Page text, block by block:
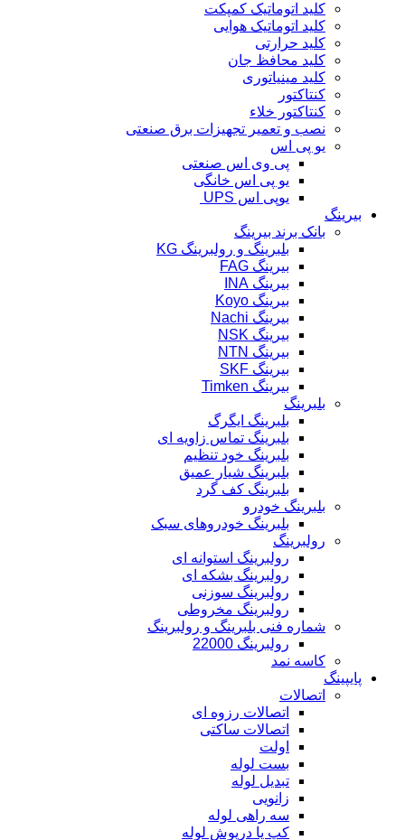
کلید اتوماتیک کمپکت
کلید اتوماتیک هوایی
کلید حرارتی
کلید محافظ جان
کلید مینیاتوری
کنتاکتور
کنتاکتور خلاء
نصب و تعمیر تجهیزات برق صنعتی
یو پی اس
پی وی اس صنعتی
یو پی اس خانگی
یوپی اس UPS
بیرینگ
بانک برند بیرینگ
بلبرینگ و رولبرینگ KG
بیرینگ FAG
بیرینگ INA
بیرینگ Koyo
بیرینگ Nachi
بیرینگ NSK
بیرینگ NTN
بیرینگ SKF
بیرینگ Timken
بلبرینگ
بلبرینگ ایگرگ
بلبرینگ تماس زاویه ای
بلبرینگ خود تنظیم
بلبرینگ شیار عمیق
بلبرینگ کف گرد
بلبرینگ خودرو
بلبرینگ خودروهای سبک
رولبرینگ
رولبرینگ استوانه ای
رولبرینگ بشکه ای
رولبرینگ سوزنی
رولبرینگ مخروطی
شماره فنی بلبرینگ و رولبرینگ
رولبرینگ 22000
کاسه نمد
پایپینگ
اتصالات
اتصالات رزوه ای
اتصالات ساکتی
اولت
بست لوله
تبدیل لوله
زانویی
سه راهی لوله
کپ یا درپوش لوله